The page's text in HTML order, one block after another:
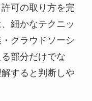
可の取り方を完
細かなテクニッ
クラウドソーシ
部分だけでな
すると判断しや